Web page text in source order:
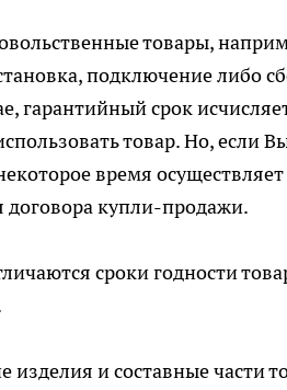
товары,
подключение либо
гарантийный срок
товар. Но, если
время
договора купли-продажи.
сроки годности
и составные части